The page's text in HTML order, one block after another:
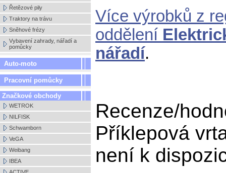
Řetězové pily
Traktory na trávu
Sněhové frézy
Vybavení zahrady, nářadí a
pomůcky
Auto-moto
Pracovní pomůcky
Značkové obchody
WETROK
NILFISK
Schwamborn
VeGA
Weibang
IBEA
Více výrobků z
oddělení
nářadí.
Recenze/
Příklepová
není k